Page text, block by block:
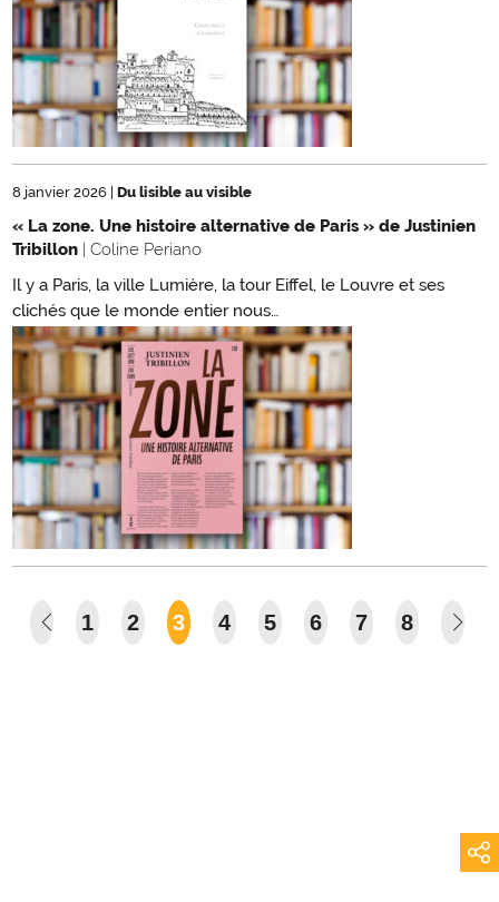
8 janvier 2026 Du lisible au visible
« La zone. Une histoire alternative de Paris » de Justinien
Tribillon | Coline Periano
Il y a Paris, la ville Lumière, la tour Eiffel, le Louvre et ses
clichés que le monde entier nous…
1 2 3 4 5 6 7 8